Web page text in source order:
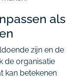
als
zijn en de
de organisatie
kan betekenen